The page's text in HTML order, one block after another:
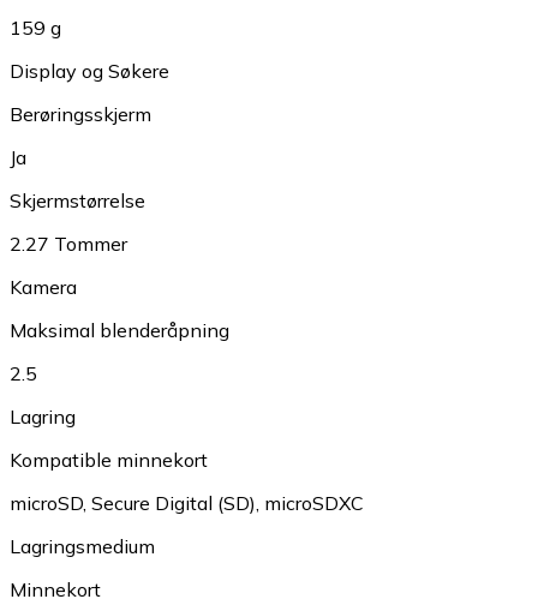
159 g
Display og Søkere
Berøringsskjerm
Ja
Skjermstørrelse
2.27 Tommer
Kamera
Maksimal blenderåpning
2.5
Lagring
Kompatible minnekort
microSD Secure Digital (SD) microSDXC
Lagringsmedium
Minnekort